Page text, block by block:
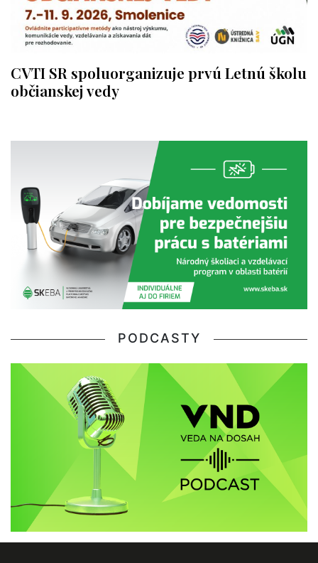
CVTI SR spoluorganizuje prvú Letnú školu
občianskej vedy
PODCASTY